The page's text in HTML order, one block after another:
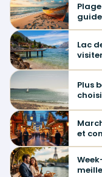
Lac
Plus
et